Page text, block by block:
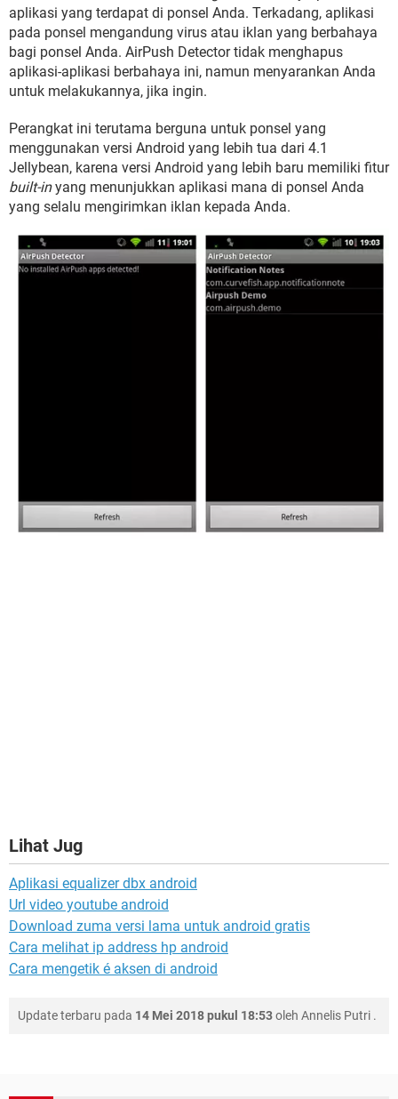
aplikasi yang terdapat di ponsel Anda. Terkadang, aplikasi
pada ponsel mengandung virus atau iklan yang berbahaya
bagi ponsel Anda. AirPush Detector tidak menghapus
aplikasi-aplikasi berbahaya ini, namun menyarankan Anda
untuk melakukannya, jika ingin.
Perangkat ini terutama berguna untuk ponsel yang
menggunakan versi Android yang lebih tua dari 4.1
Jellybean, karena versi Android yang lebih baru memiliki fitur
built-inyang menunjukkan aplikasi mana di ponsel Anda
yang selalu mengirimkan iklan kepada Anda.
Lihat Jug
Aplikasi equalizer dbx android
Url video youtube android
Download zuma versi lama untuk android gratis
Cara melihat ip address hp android
Cara mengetik é aksen di android
Update terbaru pada 14 Mei 2018 pukul 18:53oleh Annelis Putri .